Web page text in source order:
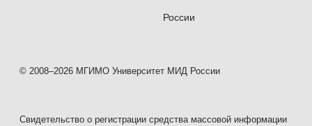
России
© 2008–2026 МГИМО Университет МИД России
Свидетельство о регистрации средства массовой информации